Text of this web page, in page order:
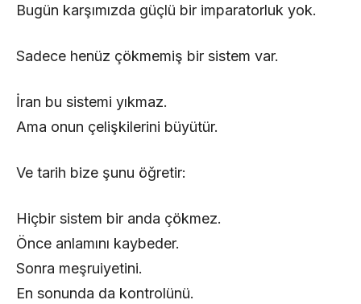
Bugün karşımızda güçlü bir imparatorluk yok.
Sadece henüz çökmemiş bir sistem var.
İran bu sistemi yıkmaz.
Ama onun çelişkilerini büyütür.
Ve tarih bize şunu öğretir:
Hiçbir sistem bir anda çökmez.
Önce anlamını kaybeder.
Sonra meşruiyetini.
En sonunda da kontrolünü.